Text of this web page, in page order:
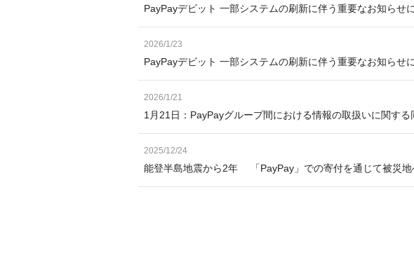
PayPayデビット 一部システムの刷新に伴う重要なお知らせ
2026/1/23
PayPayデビット 一部システムの刷新に伴う重要なお知らせ
2026/1/21
1月21日：PayPayグループ間における情報の取扱いに関する
2025/12/24
能登半島地震から2年 「PayPay」での寄付を通じて被災地